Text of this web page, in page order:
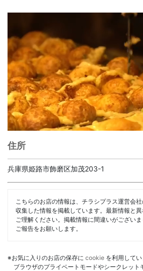
住所
兵庫県姫路市飾磨区加茂203-1
こちらのお店の情報は、チラシプラス運営会
収集した情報を掲載しています。最新情報と
ご理解ください。掲載情報に間違いがござい
ご報告をお願いします。
※お気に入りのお店の保存に cookie を利用してい
ブラウザのプライベートモードやシークレット